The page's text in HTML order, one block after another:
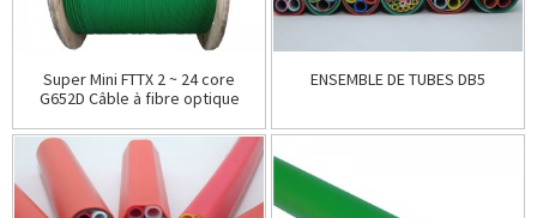
Super Mini FTTX 2 ~ 24 core
G652D Câble à fibre optique
ENSEMBLE DE TUBES DB5